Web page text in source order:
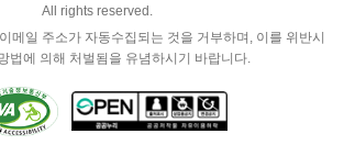
All rights reserved.
메일 주소가 자동수집되는 것을 거부하며, 이를 위반시
법에 의해 처벌됨을 유념하시기 바랍니다.